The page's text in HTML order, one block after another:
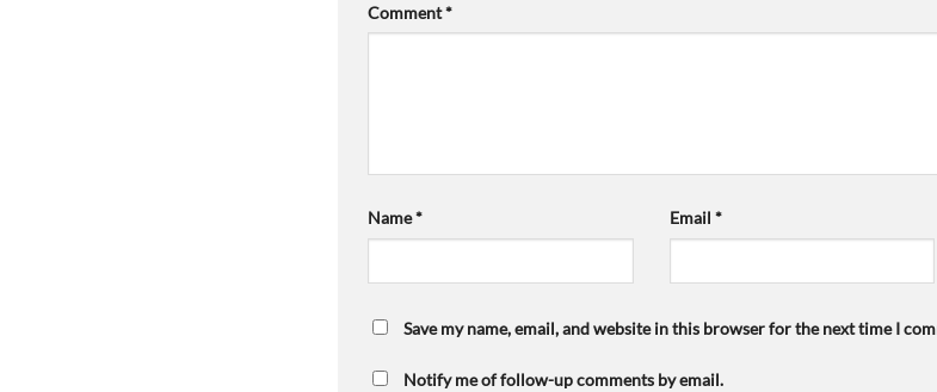
Comment*
Name* Email *
Save my name, email, and website in this browser for the next time I
Notify me of follow-up comments by email.